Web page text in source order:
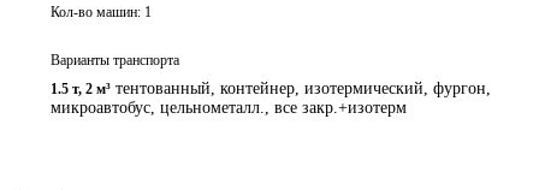
Кол-во машин: 1
Варианты транспорта
1.5 т, 2 м³ тентованный, контейнер, изотермический, фургон,
микроавтобус, цельнометалл., все закр.+изотерм